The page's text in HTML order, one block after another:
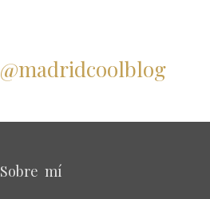
@madridcoolblog
Sobre mí